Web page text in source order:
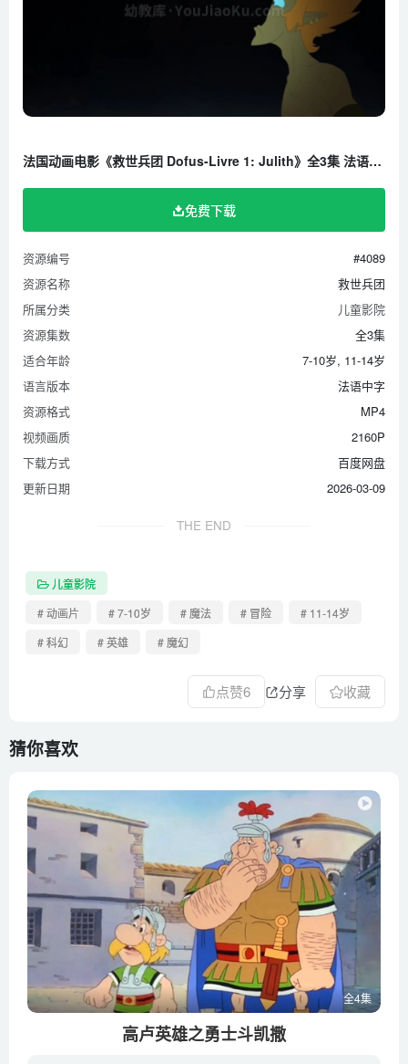
法国动画电影《救世兵团 Dofus-Livre 1: Julith》全3集 法语中字 1080P/MP4/1.4G 百度云网盘下载
免费下载
资源编号
#4089
资源名称
救世兵团
所属分类
儿童影院
资源集数
全3集
适合年龄
7-10岁, 11-14岁
语言版本
法语中字
资源格式
MP4
视频画质
2160P
下载方式
百度网盘
更新日期
2026-03-09
THE END
儿童影院
# 动画片
# 7-10岁 # 魔法 # 冒险
# 11-14岁
# 科幻
# 英雄 # 魔幻
点赞6 分享 收藏
猜你喜欢
全4集
高卢英雄之勇士斗凯撒